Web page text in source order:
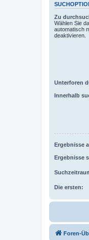
Zu
Wählen Sie
automatisch
deaktivieren.
Unterforen
Innerhalb
Ergebnisse
Ergebnisse
Die ersten:
Foren-